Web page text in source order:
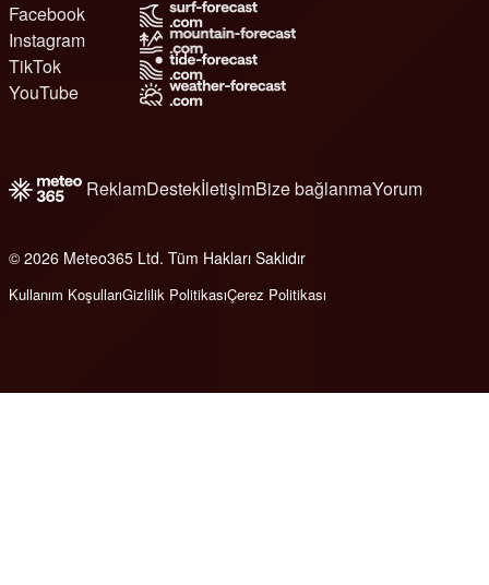
Facebook
Instagram
TikTok
YouTube
ReklamDestekİletişimBize bağlanmaYorum
© 2026 Meteo365 Ltd. Tüm Hakları Saklıdır
Kullanım KoşullarıGizlilik PolitikasıÇerez Politikası